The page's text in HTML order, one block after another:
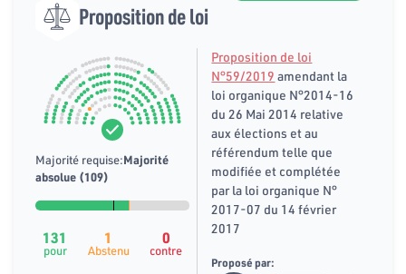
Proposition de loi
Majorité requise:Majorité
absolue (109)
131
pour
1
Abstenu
0
contre
Proposition de loi
N°59/2019 amendant la
loi organique N°2014-16
du 26 Mai 2014 relative
aux élections et au
référendum telle que
modifiée et complétée
par la loi organique N°
2017-07 du 14 février
2017
Proposé par: